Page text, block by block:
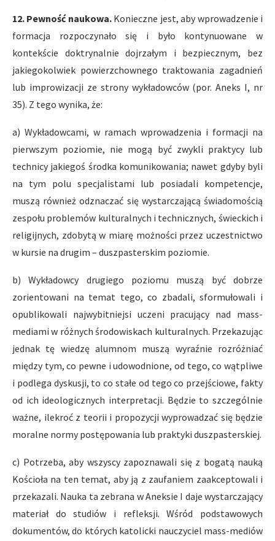
12. Pewność naukowa.Konieczne jest, aby wprowadzenie i
formacja rozpoczynało się i było kontynuowane w
kontekście doktrynalnie dojrzałym i bezpiecznym, bez
jakiegokolwiek powierzchownego traktowania zagadnień
lub improwizacji ze strony wykładowców (por. Aneks I, nr
35). Z tego wynika, że:
a) Wykładowcami, w ramach wprowadzenia i formacji na
pierwszym poziomie, nie mogą być zwykli praktycy lub
technicy jakiegoś środka komunikowania; nawet gdyby byli
na tym polu specjalistami lub posiadali kompetencje,
muszą również odznaczać się wystarczającą świadomością
zespołu problemów kulturalnych i technicznych, świeckich i
religijnych, zdobytą w miarę możności przez uczestnictwo
w kursie na drugim – duszpasterskim poziomie.
b) Wykładowcy drugiego poziomu muszą być dobrze
zorientowani na temat tego, co zbadali, sformułowali i
opublikowali najwybitniejsi uczeni pracujący nad mass-
mediami w różnych środowiskach kulturalnych. Przekazując
jednak tę wiedzę alumnom muszą wyraźnie rozróżniać
między tym, co pewne i udowodnione, od tego, co wątpliwe
i podlega dyskusji, to co stałe od tego co przejściowe, fakty
od ich ideologicznych interpretacji. Będzie to szczególnie
ważne, ilekroć z teorii i propozycji wyprowadzać się będzie
moralne normy postępowania lub praktyki duszpasterskiej.
c) Potrzeba, aby wszyscy zapoznawali się z bogatą nauką
Kościoła na ten temat, aby ją z zaufaniem zaakceptowali i
przekazali. Nauka ta zebrana w Aneksie I daje wystarczający
materiał do studiów i refleksji. Wśród podstawowych
dokumentów, do których katolicki nauczyciel mass-mediów